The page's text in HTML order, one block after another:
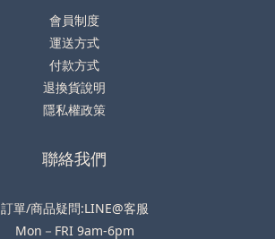
會員制度
運送方式
付款方式
退換貨說明
隱私權政策
聯絡我們
訂單/商品疑問:LINE@客服
Mon－FRI 9am-6pm